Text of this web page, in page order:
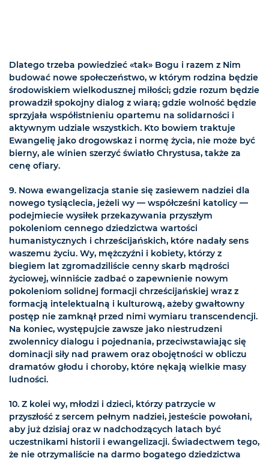
Dlatego trzeba powiedzieć «tak» Bogu i razem z Nim
budować nowe społeczeństwo, w którym rodzina będzie
środowiskiem wielkodusznej miłości; gdzie rozum będzie
prowadził spokojny dialog z wiarą; gdzie wolność będzie
sprzyjała współistnieniu opartemu na solidarności i
aktywnym udziale wszystkich. Kto bowiem traktuje
Ewangelię jako drogowskaz i normę życia, nie może być
bierny, ale winien szerzyć światło Chrystusa, także za
cenę ofiary.
9. Nowa ewangelizacja stanie się zasiewem nadziei dla
nowego tysiąclecia, jeżeli wy — współcześni katolicy —
podejmiecie wysiłek przekazywania przyszłym
pokoleniom cennego dziedzictwa wartości
humanistycznych i chrześcijańskich, które nadały sens
waszemu życiu. Wy, mężczyźni i kobiety, którzy z
biegiem lat zgromadziliście cenny skarb mądrości
życiowej, winniście zadbać o zapewnienie nowym
pokoleniom solidnej formacji chrześcijańskiej wraz z
formacją intelektualną i kulturową, ażeby gwałtowny
postęp nie zamknął przed nimi wymiaru transcendencji.
Na koniec, występujcie zawsze jako niestrudzeni
zwolennicy dialogu i pojednania, przeciwstawiając się
dominacji siły nad prawem oraz obojętności w obliczu
dramatów głodu i choroby, które nękają wielkie masy
ludności.
10. Z kolei wy, młodzi i dzieci, którzy patrzycie w
przyszłość z sercem pełnym nadziei, jesteście powołani,
aby już dzisiaj oraz w nadchodzących latach być
uczestnikami historii i ewangelizacji. Świadectwem tego,
że nie otrzymaliście na darmo bogatego dziedzictwa